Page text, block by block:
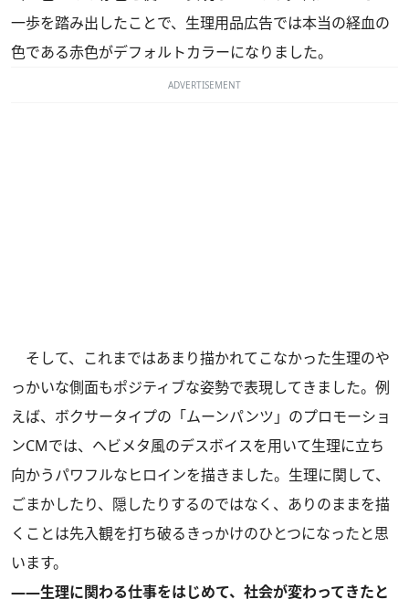
一歩を踏み出したことで、生理用品広告では本当の経血の
色である赤色がデフォルトカラーになりました。
ADVERTISEMENT
そして、これまではあまり描かれてこなかった生理のや
っかいな側面もポジティブな姿勢で表現してきました。例
えば、ボクサータイプの「ムーンパンツ」のプロモーショ
ンCMでは、ヘビメタ風のデスボイスを用いて生理に立ち
向かうパワフルなヒロインを描きました。生理に関して、
ごまかしたり、隠したりするのではなく、ありのままを描
くことは先入観を打ち破るきっかけのひとつになったと思
います。
――生理に関わる仕事をはじめて、社会が変わってきたと